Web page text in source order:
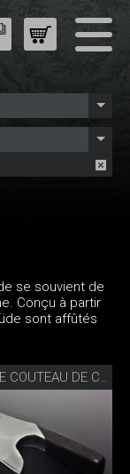
se souvient de
Conçu à partir
sont affûtés
THE KNIFE COUTEAU DE CUISINE